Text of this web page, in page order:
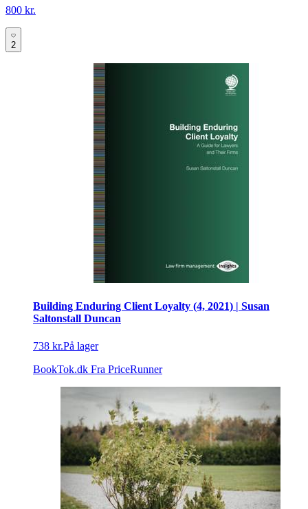
800 kr.
2
Building Enduring Client Loyalty (4, 2021) | Susan
Saltonstall Duncan
738 kr.På lager
BookTok.dk Fra PriceRunner